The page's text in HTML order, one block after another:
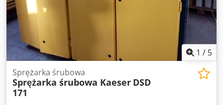
1 / 5
Sprężarka śrubowa
Sprężarka śrubowa Kaeser DSD
171